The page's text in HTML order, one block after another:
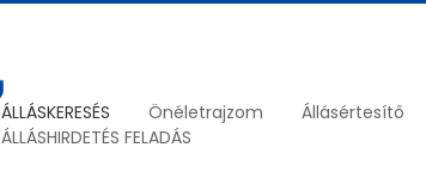
ÁLLÁSKERESÉS Önéletrajzom Állásértesítő
ÁLLÁSHIRDETÉS FELADÁS